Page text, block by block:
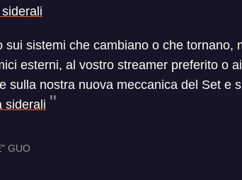
sui sistemi che cambiano o che tornano,
esterni, al vostro streamer preferito o
sulla nostra nuova meccanica del Set e
siderali
GUO